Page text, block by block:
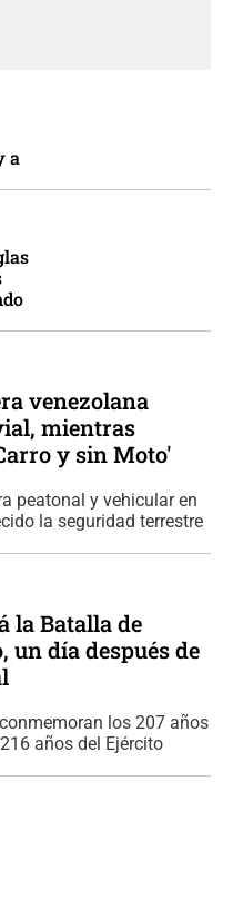
a
venezolana
mientras
y sin Moto'
peatonal y vehicular en
la seguridad terrestre
la Batalla de
un día después de
los 207 años
años del Ejército